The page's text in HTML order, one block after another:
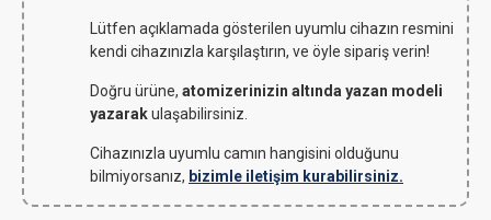
Lütfen açıklamada gösterilen uyumlu cihazın resmini
kendi cihazınızla karşılaştırın, ve öyle sipariş verin!
Doğru ürüne, atomizerinizin altında yazan modeli
yazarakulaşabilirsiniz.
Cihazınızla uyumlu camın hangisini olduğunu
bilmiyorsanız, bizimle iletişim kurabilirsiniz.